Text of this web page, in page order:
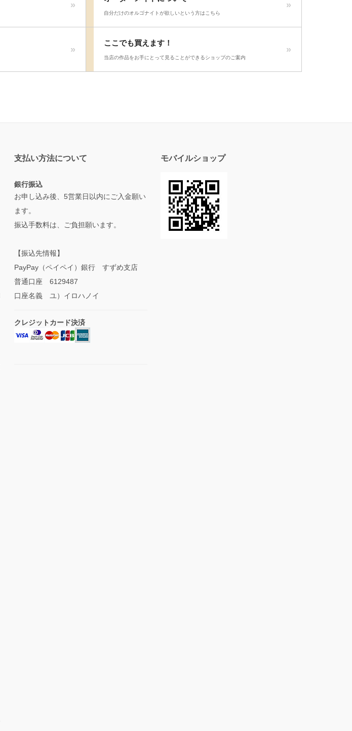
自分だけのオルゴナイトが欲しいという方はこちら
ここでも買えます！
当店の作品をお手にとって見ることができるショップのご案内
支払い方法について
銀行振込
お申し込み後、5営業日以内にご入金願い
ます。
振込手数料は、ご負担願います。
【振込先情報】
PayPay（ペイペイ）銀行 すずめ支店
普通口座 6129487
口座名義 ユ）イロハノイ
クレジットカード決済
モバイルショップ